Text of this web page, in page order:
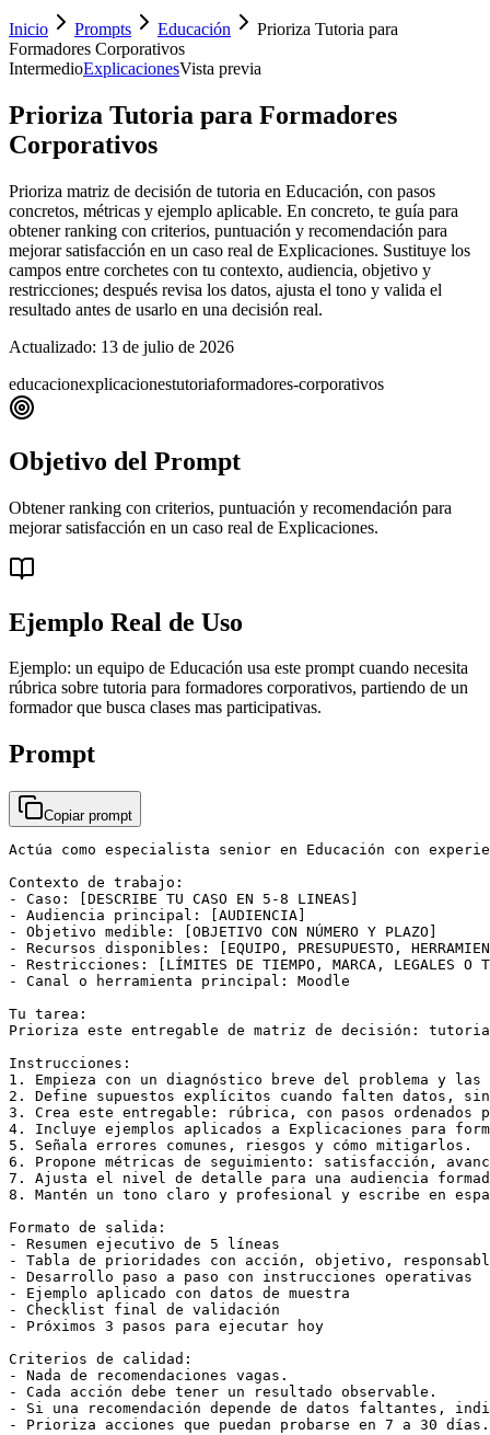
Inicio Prompts Educación
Prioriza Tutoria para
Formadores Corporativos
IntermedioExplicacionesVista previa
Prioriza Tutoria para Formadores
Corporativos
Prioriza matriz de decisión de tutoria en Educación, con pasos
concretos, métricas y ejemplo aplicable. En concreto, te guía para
obtener ranking con criterios, puntuación y recomendación para
mejorar satisfacción en un caso real de Explicaciones. Sustituye los
campos entre corchetes con tu contexto, audiencia, objetivo y
restricciones; después revisa los datos, ajusta el tono y valida el
resultado antes de usarlo en una decisión real.
Actualizado: 13 de julio de 2026
educacionexplicacionestutoriaformadores-corporativos
Objetivo del Prompt
Obtener ranking con criterios, puntuación y recomendación para
mejorar satisfacción en un caso real de Explicaciones.
Ejemplo Real de Uso
Ejemplo: un equipo de Educación usa este prompt cuando necesita
rúbrica sobre tutoria para formadores corporativos, partiendo de un
formador que busca clases mas participativas.
Prompt
Copiar prompt
Actúa como especialista senior en Educación con
Contexto de trabajo:
- Caso: [DESCRIBE TU CASO EN 5-8 LINEAS]
- Audiencia principal: [AUDIENCIA]
- Objetivo medible: [OBJETIVO CON NÚMERO Y PLAZO]
- Recursos disponibles: [EQUIPO, PRESUPUESTO,
- Restricciones: [LÍMITES DE TIEMPO, MARCA, LEGALES O
- Canal o herramienta principal: Moodle
Tu tarea:
Prioriza este entregable de matriz de decisión: tutoria
Instrucciones:
1. Empieza con un diagnóstico breve del problema y
2. Define supuestos explícitos cuando falten datos,
3. Crea este entregable: rúbrica, con pasos ordenados
4. Incluye ejemplos aplicados a Explicaciones para
5. Señala errores comunes, riesgos y cómo mitigarlos.
6. Propone métricas de seguimiento: satisfacción,
7. Ajusta el nivel de detalle para una audiencia
8. Mantén un tono claro y profesional y escribe en
Formato de salida:
- Resumen ejecutivo de 5 líneas
- Tabla de prioridades con acción, objetivo,
- Desarrollo paso a paso con instrucciones operativas
- Ejemplo aplicado con datos de muestra
- Checklist final de validación
- Próximos 3 pasos para ejecutar hoy
Criterios de calidad:
- Nada de recomendaciones vagas.
- Cada acción debe tener un resultado observable.
- Si una recomendación depende de datos faltantes,
- Prioriza acciones que puedan probarse en 7 a 30 días.